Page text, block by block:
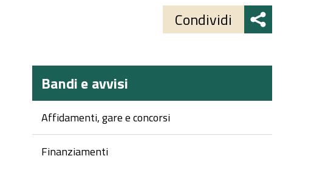
Condividi
Bandi e avvisi
Affidamenti, gare e concorsi
Finanziamenti